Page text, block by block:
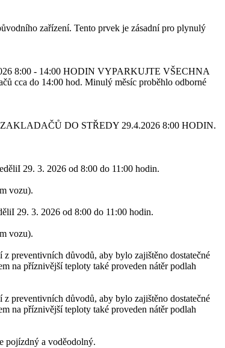
zařízení. Tento prvek je zásadní pro plynulý
8:00 - 14:00 HODIN VYPARKUJTE VŠECHNA
do 14:00 hod. Minulý měsíc proběhlo odborné
DO STŘEDY 29.4.2026 8:00 HODIN.
29. 3. 2026 od 8:00 do 11:00 hodin.
vozu).
29. 3. 2026 od 8:00 do 11:00 hodin.
vozu).
preventivních důvodů, aby bylo zajištěno dostatečné
na příznivější teploty také proveden nátěr podlah
preventivních důvodů, aby bylo zajištěno dostatečné
na příznivější teploty také proveden nátěr podlah
pojízdný a voděodolný.